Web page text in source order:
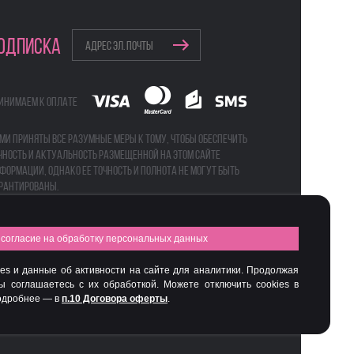
к оплате
приняты все разумные меры к тому, чтобы обеспечить
и актуальность размещенной на этом сайте
однако ее точность и полнота не могут быть
Бьюти-боксы
на обработку персональных данных
и данные об активности на сайте для аналитики. Продолжая
соглашаетесь с их обработкой. Можете отключить cookies в
— в п.10 Договора оферты.